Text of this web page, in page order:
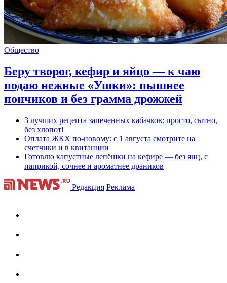
Общество
Беру творог, кефир и яйцо — к чаю
подаю нежные «Ушки»: пышнее
пончиков и без грамма дрожжей
3 лучших рецепта запеченных кабачков: просто, сытно,
без хлопот!
Оплата ЖКХ по-новому: с 1 августа смотрите на
счетчики и в квитанции
Готовлю капустные лепёшки на кефире — без яиц, с
паприкой, сочнее и ароматнее драников
Редакция Реклама